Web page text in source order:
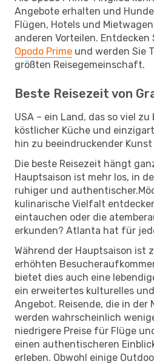
Angebote erhalten und
Flügen, Hotels und
anderen Vorteilen. Entdecken
Opodo Prime und werden Sie
größten Reisegemeinschaft.
Beste Reisezeit von
USA – ein Land, das so viel
köstlicher Küche und
hin zu beeindruckender
Die beste Reisezeit hängt
Hauptsaison ist mehr los, in
ruhiger und
kulinarische Vielfalt
eintauchen oder die
erkunden? Atlanta hat für
Während der Hauptsaison ist
erhöhten
bietet dies auch eine
ein erweitertes kulturelles
Angebot. Reisende, die in der
werden wahrscheinlich
niedrigere Preise für Flüge
einen authentischeren
erleben. Obwohl einige